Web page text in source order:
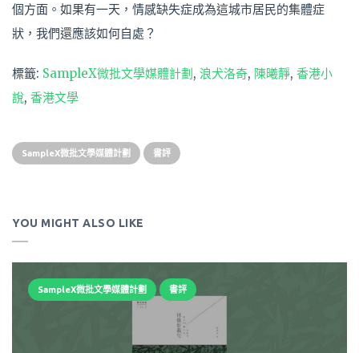
個方面。如果有一天，情感缺失症成為這城市居民的集體症
狀，我們還應該如何自處？
標籤: SampleX微批文學媒體計劃, 浪犬洛奇, 陳曦靜, 香港小
說, 香港文學
SampleX微批文學媒體計劃 書評
YOU MIGHT ALSO LIKE
SampleX微批文學媒體計劃 書評